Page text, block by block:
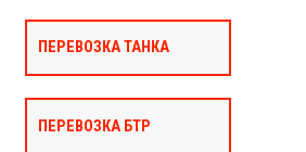
ПЕРЕВОЗКА ТАНКА
ПЕРЕВОЗКА БТР